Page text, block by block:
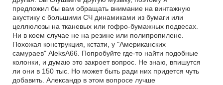
предложил бы вам обращать внимание на винтажную
акустику с большими СЧ динамиками из бумаги или
целлюлозы на тканевых или гофро-бумажных подвесах.
Ни в коем случае не на резине или полипропилене.
Похожая конструкция, кстати, у "Американских
самураев" AleksA66. Попробуйте где-то найти подобные
колонки, и думаю это закроет вопрос. Не знаю, впишутся
ли они в 150 тыс. Но может быть ради них придется чуть
добавить. Александр в этом вопросе лучше